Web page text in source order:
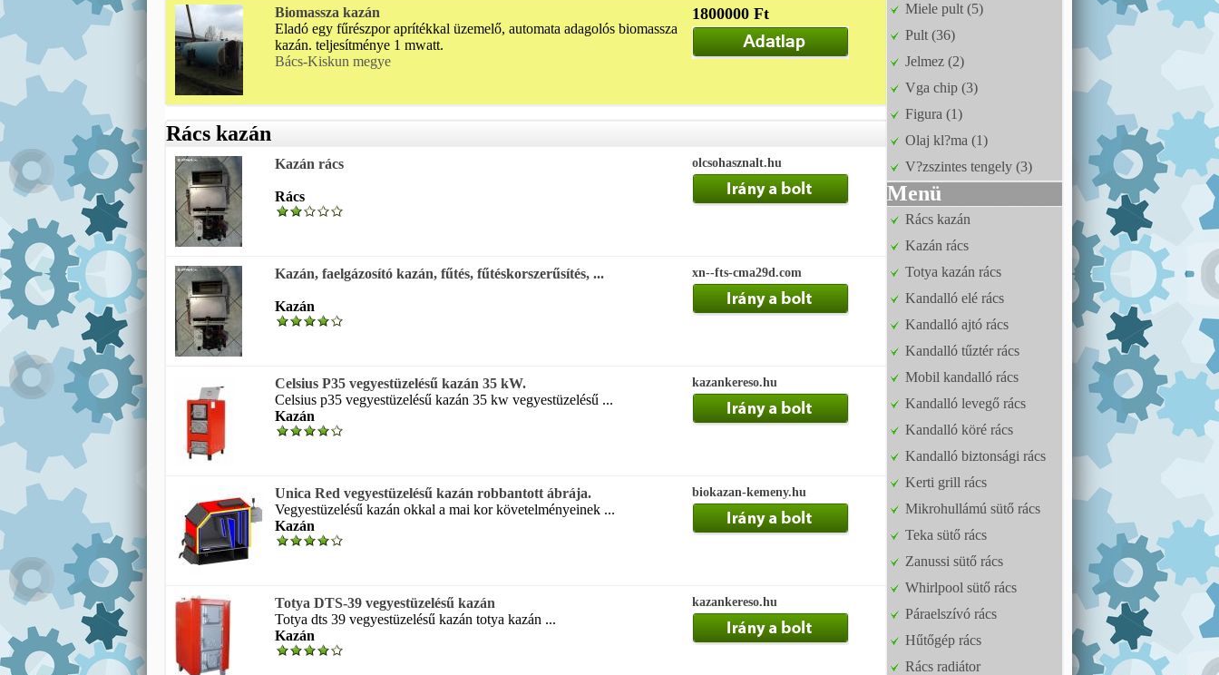
Biomassza kazán
Eladó egy fűrészpor aprítékkal üzemelő, automata adagolós biomassza
kazán. teljesítménye 1 mwatt.
Bács-Kiskun megye
1800000 Ft
Rács kazán
Kazán rács
Rács
olcsohasznalt.hu
Kazán, faelgázosító kazán, fűtés, fűtéskorszerűsítés, ...
Kazán
xn--fts-cma29d.com
Celsius P35 vegyestüzelésű kazán 35 kW.
Celsius p35 vegyestüzelésű kazán 35 kw vegyestüzelésű ...
Kazán
kazankereso.hu
Unica Red vegyestüzelésű kazán robbantott ábrája.
Vegyestüzelésű kazán okkal a mai kor követelményeinek ...
Kazán
biokazan-kemeny.hu
Totya DTS-39 vegyestüzelésű kazán
Totya dts 39 vegyestüzelésű kazán totya kazán ...
Kazán
kazankereso.hu
Miele pult (5)
Pult (36)
Jelmez (2)
Vga chip (3)
Figura (1)
Olaj kl?ma (1)
V?zszintes tengely (3)
Menü
Rács kazán
Kazán rács
Totya kazán rács
Kandalló elé rács
Kandalló ajtó rács
Kandalló tűztér rács
Mobil kandalló rács
Kandalló levegő rács
Kandalló köré rács
Kandalló biztonsági rács
Kerti grill rács
Mikrohullámú sütő rács
Teka sütő rács
Zanussi sütő rács
Whirlpool sütő rács
Páraelszívó rács
Hűtőgép rács
Rács radiátor